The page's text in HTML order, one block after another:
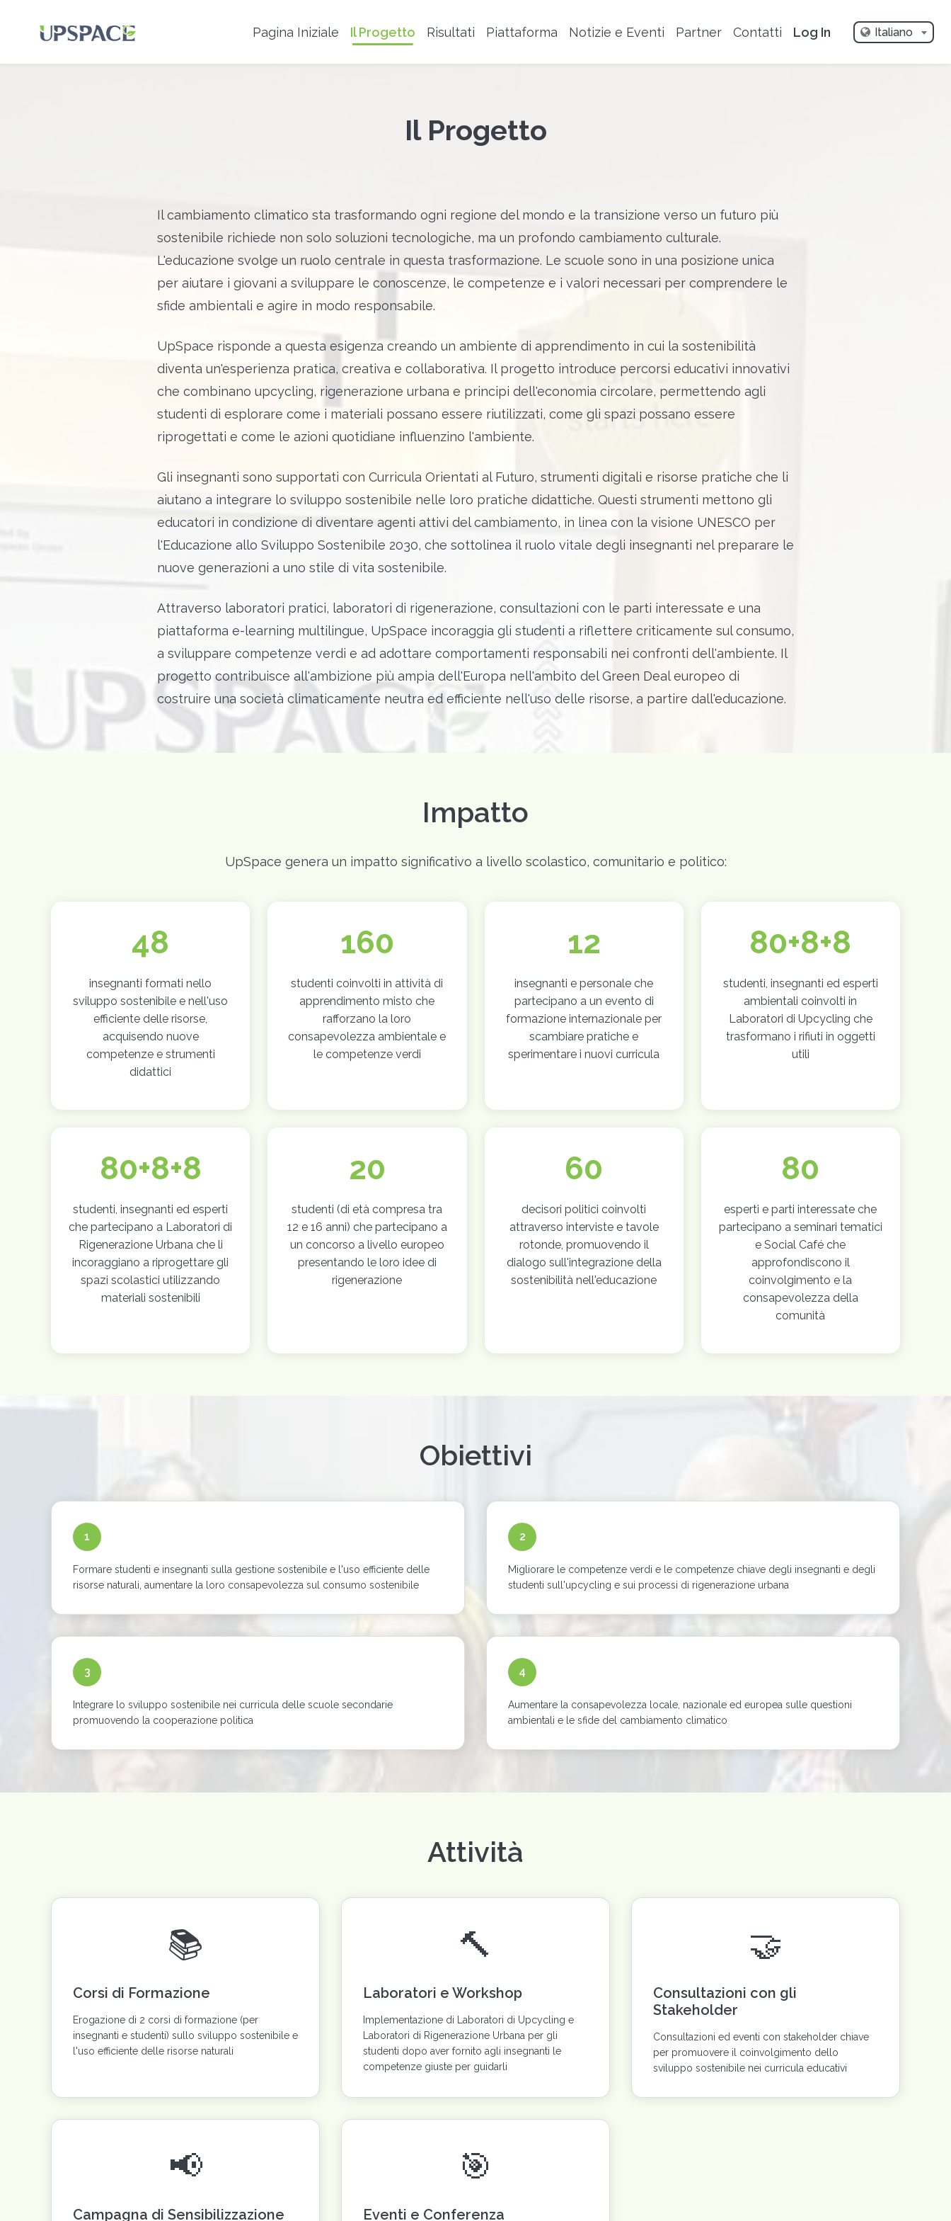
Italiano
Pagina Iniziale Il Progetto Risultati Piattaforma Notizie e Eventi Partner Contatti Log In
Il Progetto
Il cambiamento climatico sta trasformando ogni regione del mondo e la transizione verso un futuro più
sostenibile richiede non solo soluzioni tecnologiche, ma un profondo cambiamento culturale.
L'educazione svolge un ruolo centrale in questa trasformazione. Le scuole sono in una posizione unica
per aiutare i giovani a sviluppare le conoscenze, le competenze e i valori necessari per comprendere le
sfide ambientali e agire in modo responsabile.
UpSpace risponde a questa esigenza creando un ambiente di apprendimento in cui la sostenibilità
diventa un'esperienza pratica, creativa e collaborativa. Il progetto introduce percorsi educativi innovativi
che combinano upcycling, rigenerazione urbana e principi dell'economia circolare, permettendo agli
studenti di esplorare come i materiali possano essere riutilizzati, come gli spazi possano essere
riprogettati e come le azioni quotidiane influenzino l'ambiente.
Gli insegnanti sono supportati con Curricula Orientati al Futuro, strumenti digitali e risorse pratiche che li
aiutano a integrare lo sviluppo sostenibile nelle loro pratiche didattiche. Questi strumenti mettono gli
educatori in condizione di diventare agenti attivi del cambiamento, in linea con la visione UNESCO per
l'Educazione allo Sviluppo Sostenibile 2030, che sottolinea il ruolo vitale degli insegnanti nel preparare le
nuove generazioni a uno stile di vita sostenibile.
Attraverso laboratori pratici, laboratori di rigenerazione, consultazioni con le parti interessate e una
piattaforma e-learning multilingue, UpSpace incoraggia gli studenti a riflettere criticamente sul consumo,
a sviluppare competenze verdi e ad adottare comportamenti responsabili nei confronti dell'ambiente. Il
progetto contribuisce all'ambizione più ampia dell'Europa nell'ambito del Green Deal europeo di
costruire una società climaticamente neutra ed efficiente nell'uso delle risorse, a partire dall'educazione.
Impatto
UpSpace genera un impatto significativo a livello scolastico, comunitario e politico:
48
insegnanti formati nello
sviluppo sostenibile e nell'uso
efficiente delle risorse,
acquisendo nuove
competenze e strumenti
didattici
160
studenti coinvolti in attività di
apprendimento misto che
rafforzano la loro
consapevolezza ambientale e
le competenze verdi
12
insegnanti e personale che
partecipano a un evento di
formazione internazionale per
scambiare pratiche e
sperimentare i nuovi curricula
80+8+8
studenti, insegnanti ed esperti
ambientali coinvolti in
Laboratori di Upcycling che
trasformano i rifiuti in oggetti
utili
80+8+8
studenti, insegnanti ed esperti
che partecipano a Laboratori di
Rigenerazione Urbana che li
incoraggiano a riprogettare gli
spazi scolastici utilizzando
materiali sostenibili
20
studenti (di età compresa tra
12 e 16 anni) che partecipano a
un concorso a livello europeo
presentando le loro idee di
rigenerazione
60
decisori politici coinvolti
attraverso interviste e tavole
rotonde, promuovendo il
dialogo sull'integrazione della
sostenibilità nell'educazione
80
esperti e parti interessate che
partecipano a seminari tematici
e Social Café che
approfondiscono il
coinvolgimento e la
consapevolezza della
comunità
Obiettivi
1
Formare studenti e insegnanti sulla gestione sostenibile e l'uso efficiente delle
risorse naturali, aumentare la loro consapevolezza sul consumo sostenibile
2
Migliorare le competenze verdi e le competenze chiave degli insegnanti e degli
studenti sull'upcycling e sui processi di rigenerazione urbana
3
Integrare lo sviluppo sostenibile nei curricula delle scuole secondarie
promuovendo la cooperazione politica
4
Aumentare la consapevolezza locale, nazionale ed europea sulle questioni
ambientali e le sfide del cambiamento climatico
Attività
📚
Corsi di Formazione
Erogazione di 2 corsi di formazione (per
insegnanti e studenti) sullo sviluppo sostenibile e
l'uso efficiente delle risorse naturali
🔨
Laboratori e Workshop
Implementazione di Laboratori di Upcycling e
Laboratori di Rigenerazione Urbana per gli
studenti dopo aver fornito agli insegnanti le
competenze giuste per guidarli
🤝
Consultazioni con gli
Stakeholder
Consultazioni ed eventi con stakeholder chiave
per promuovere il coinvolgimento dello
sviluppo sostenibile nei curricula educativi
📢
Campagna di Sensibilizzazione
🎯
Eventi e Conferenza